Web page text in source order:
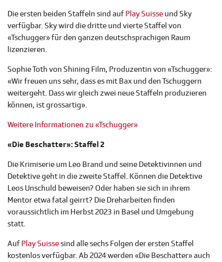
Die ersten beiden Staffeln sind auf Play Suisse und Sky
verfügbar. Sky wird die dritte und vierte Staffel von
«Tschugger» für den ganzen deutschsprachigen Raum
lizenzieren.
Sophie Toth von Shining Film, Produzentin von «Tschugger»:
«Wir freuen uns sehr, dass es mit Bax und den Tschuggern
weitergeht. Dass wir gleich zwei neue Staffeln produzieren
können, ist grossartig».
Weitere Informationen zu «Tschugger»
«Die Beschatter»: Staffel 2
Die Krimiserie um Leo Brand und seine Detektivinnen und
Detektive geht in die zweite Staffel. Können die Detektive
Leos Unschuld beweisen? Oder haben sie sich in ihrem
Mentor etwa fatal geirrt? Die Dreharbeiten finden
voraussichtlich im Herbst 2023 in Basel und Umgebung
statt.
Auf Play Suissesind alle sechs Folgen der ersten Staffel
kostenlos verfügbar. Ab 2024 werden «Die Beschatter» auch